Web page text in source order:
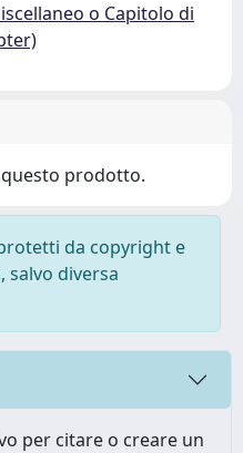
o Capitolo di
prodotto.
da copyright e
diversa
per citare o creare un